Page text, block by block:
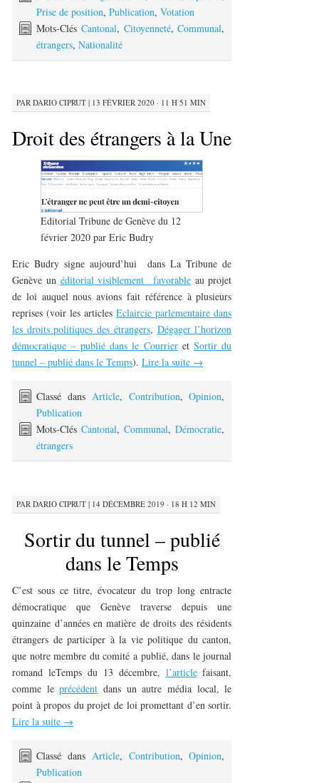
Prise de position,Publication,Votation
Mots-Clés Cantonal, Citoyenneté,Communal,
étrangers,Nationalité
PAR DARIO CIPRUT | 13 FÉVRIER 2020 · 11 H 51 MIN
Droit des étrangers à la Une
Editorial Tribune de Genève du 12
février 2020 par Eric Budry
Eric Budry signe aujourd’hui dans La Tribune de
Genève un éditorial visiblement favorableau projet
de loi auquel nous avions fait référence à plusieurs
reprises (voir les articlesEclaircie parlementaire dans
les droits politiques des étrangers, Dégager l’horizon
démocratique – publié dans le CourrieretSortir du
tunnel – publié dans le Temps).Lire la suite →
Classé dans Article, Contribution,Opinion,
Publication
Mots-ClésCantonal,Communal,Démocratie,
étrangers
PAR DARIO CIPRUT | 14 DÉCEMBRE 2019 · 18 H 12 MIN
Sortir du tunnel – publié
dans le Temps
C’est sous ce titre, évocateur du trop long entracte
démocratique que Genève traverse depuis une
quinzaine d’années en matière de droits des résidents
étrangers de participer à la vie politique du canton,
que notre membre du comité a publié, dans le journal
romand leTemps du 13 décembre, l’articlefaisant,
comme leprécédent dans un autre média local, le
point à propos du projet de loi promettant d’en sortir.
Lire la suite →
Classé dans Article, Contribution,Opinion,
Publication